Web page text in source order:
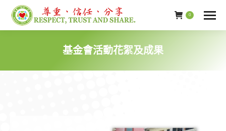
0
基金會活動花絮及成果